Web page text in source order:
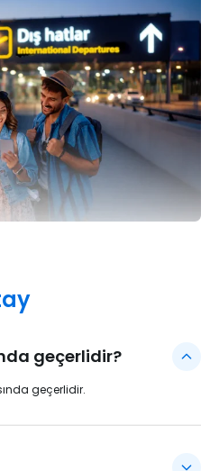
geçerlidir?
geçerlidir.